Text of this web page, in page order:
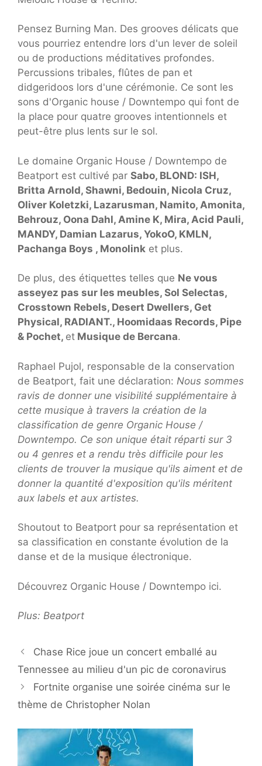
Pensez Burning Man. Des grooves délicats que
vous pourriez entendre lors d'un lever de soleil
ou de productions méditatives profondes.
Percussions tribales, flûtes de pan et
didgeridoos lors d'une cérémonie. Ce sont les
sons d'Organic house / Downtempo qui font de
la place pour quatre grooves intentionnels et
peut-être plus lents sur le sol.
Le domaine Organic House / Downtempo de
Beatport est cultivé par Sabo, BLOND: ISH,
Britta Arnold, Shawni, Bedouin, Nicola Cruz,
Oliver Koletzki, Lazarusman, Namito, Amonita,
Behrouz, Oona Dahl, Amine K, Mira, Acid Pauli,
MANDY, Damian Lazarus, YokoO, KMLN,
Pachanga Boys , Monolink et plus.
De plus, des étiquettes telles que Ne vous
asseyez pas sur les meubles, Sol Selectas,
Crosstown Rebels, Desert Dwellers, Get
Physical, RADIANT., Hoomidaas Records, Pipe
& Pochet, et Musique de Bercana.
Raphael Pujol, responsable de la conservation
de Beatport, fait une déclaration: Nous sommes
ravis de donner une visibilité supplémentaire à
cette musique à travers la création de la
classification de genre Organic House /
Downtempo. Ce son unique était réparti sur 3
ou 4 genres et a rendu très difficile pour les
clients de trouver la musique qu'ils aiment et de
donner la quantité d'exposition qu'ils méritent
aux labels et aux artistes.
Shoutout to Beatport pour sa représentation et
sa classification en constante évolution de la
danse et de la musique électronique.
Découvrez Organic House / Downtempo ici.
Plus: Beatport
Chase Rice joue un concert emballé au
Tennessee au milieu d'un pic de coronavirus
Fortnite organise une soirée cinéma sur le
thème de Christopher Nolan